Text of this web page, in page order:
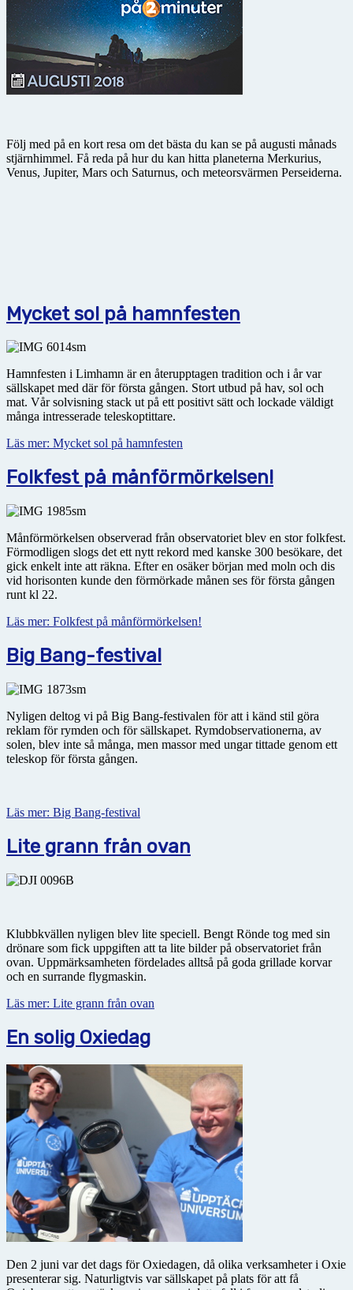
Följ med på en kort resa om det bästa du kan se på augusti månads
stjärnhimmel. Få reda på hur du kan hitta planeterna Merkurius,
Venus, Jupiter, Mars och Saturnus, och meteorsvärmen Perseiderna.
Mycket sol på hamnfesten
Hamnfesten i Limhamn är en återupptagen tradition och i år var
sällskapet med där för första gången. Stort utbud på hav, sol och
mat. Vår solvisning stack ut på ett positivt sätt och lockade väldigt
många intresserade teleskoptittare.
Läs mer: Mycket sol på hamnfesten
Folkfest på månförmörkelsen!
Månförmörkelsen observerad från observatoriet blev en stor folkfest.
Förmodligen slogs det ett nytt rekord med kanske 300 besökare, det
gick enkelt inte att räkna. Efter en osäker början med moln och dis
vid horisonten kunde den förmörkade månen ses för första gången
runt kl 22.
Läs mer: Folkfest på månförmörkelsen!
Big Bang-festival
Nyligen deltog vi på Big Bang-festivalen för att i känd stil göra
reklam för rymden och för sällskapet. Rymdobservationerna, av
solen, blev inte så många, men massor med ungar tittade genom ett
teleskop för första gången.
Läs mer: Big Bang-festival
Lite grann från ovan
Klubbkvällen nyligen blev lite speciell. Bengt Rönde tog med sin
drönare som fick uppgiften att ta lite bilder på observatoriet från
ovan. Uppmärksamheten fördelades alltså på goda grillade korvar
och en surrande flygmaskin.
Läs mer: Lite grann från ovan
En solig Oxiedag
Den 2 juni var det dags för Oxiedagen, då olika verksamheter i Oxie
presenterar sig. Naturligtvis var sällskapet på plats för att få